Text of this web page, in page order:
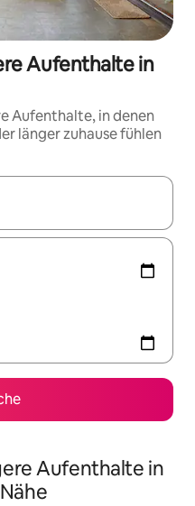
Aufenthalte in
Aufenthalte, in denen
länger zuhause fühlen
navigiere mit den
Aufenthalte in